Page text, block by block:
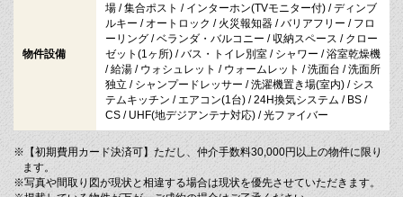
物件設備
場 / 集合ポスト / インターホン(TVモニター付) / ディンブ
ルキー / オートロック / 火災報知器 / バリアフリー / フロ
ーリング / ベランダ・バルコニー / 収納スペース / クロー
ゼット(1ヶ所) / バス・トイレ別室 / シャワー / 浴室乾燥機
/ 給湯 / ウォシュレット / ウォームレット / 洗面台 / 洗面所
独立 / シャンプードレッサー / 洗濯機置き場(室内) / シス
テムキッチン / エアコン(1台) / 24H換気システム / BS /
CS / UHF(地デジアンテナ対応) / 光ファイバー
※【初期費用カード決済可】ただし、仲介手数料30,000円以上の物件に限り
ます。
※写真や間取り図が現状と相違する場合は現状を優先させていただきます。